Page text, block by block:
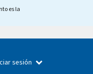
es la
sesión